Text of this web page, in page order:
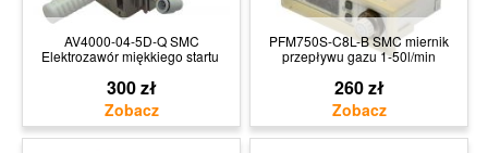
AV4000-04-5D-Q SMC
Elektrozawór miękkiego startu
300 zł
PFM750S-C8L-B SMC miernik
przepływu gazu 1-50l/min
260 zł